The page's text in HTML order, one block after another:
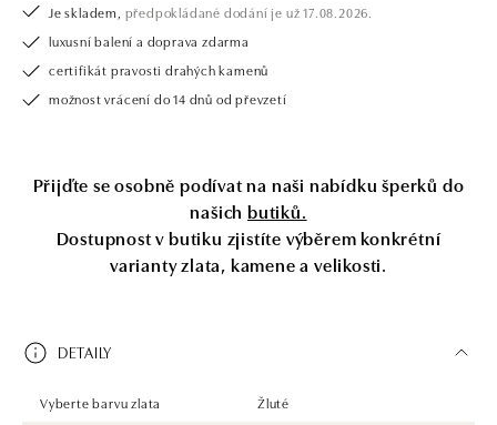
Je skladem, předpokládané dodání je už 17.08.2026.
luxusní balení a doprava zdarma
certifikát pravosti drahých kamenů
možnost vrácení do 14 dnů od převzetí
Přijďte se osobně podívat na naši nabídku šperků do
našich butiků.
Dostupnost v butiku zjistíte výběrem konkrétní
varianty zlata, kamene a velikosti.
DETAILY
Vyberte barvu zlata
Žluté